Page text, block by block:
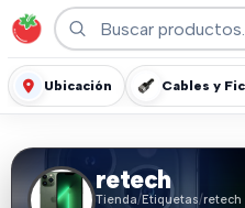
Ubicación Cables y
retech
Tienda/Etiquetas/retech